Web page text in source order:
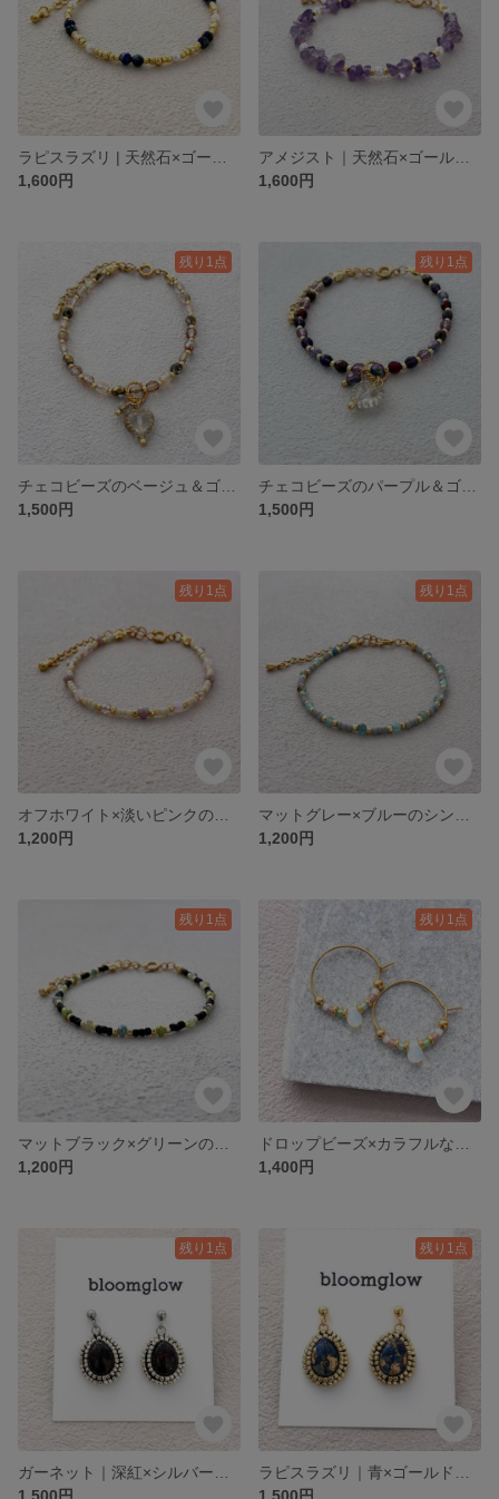
1,600円
1,600円
残り1点
1,500円
残り1点
1,500円
残り1点
1,200円
残り1点
1,200円
残り1点
1,200円
残り1点
1,400円
残り1点
1,500円
残り1点
1,500円